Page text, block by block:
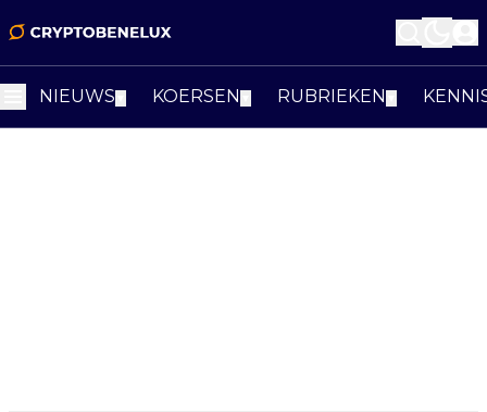
NIEUWS KOERSEN RUBRIEKEN